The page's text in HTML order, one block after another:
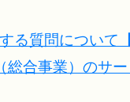
る質問について
総合事業）のサ